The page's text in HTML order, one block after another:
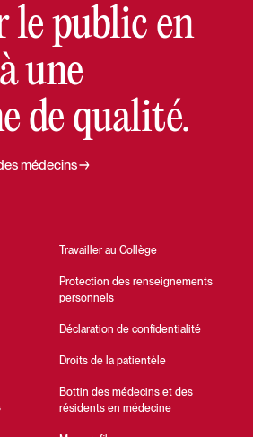
le public en
une
de qualité.
Travailler au Collège
Protection des renseignements
personnels
Déclaration de confidentialité
Droits de la patientèle
Bottin des médecins et des
résidents en médecine
médecins